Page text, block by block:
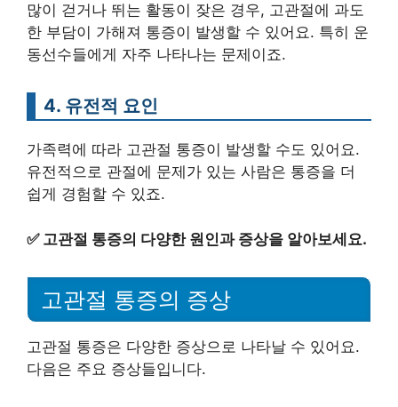
많이 걷거나 뛰는 활동이 잦은 경우, 고관절에 과도
한 부담이 가해져 통증이 발생할 수 있어요. 특히 운
동선수들에게 자주 나타나는 문제이죠.
4. 유전적 요인
가족력에 따라 고관절 통증이 발생할 수도 있어요.
유전적으로 관절에 문제가 있는 사람은 통증을 더
쉽게 경험할 수 있죠.
✅ 고관절 통증의 다양한 원인과 증상을 알아보세요.
고관절 통증의 증상
고관절 통증은 다양한 증상으로 나타날 수 있어요.
다음은 주요 증상들입니다.